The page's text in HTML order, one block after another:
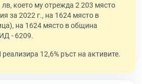
лв, което му отрежда 2 203 място
за 2022 г., на 1624 място в
на 1624 място в община
- 6209.
реализира 12,6% ръст на активите.